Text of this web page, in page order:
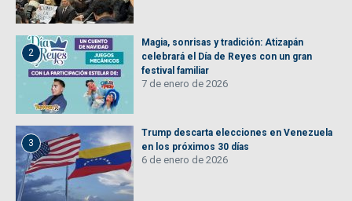
2
Magia, sonrisas y tradición: Atizapán
celebrará el Día de Reyes con un gran
festival familiar
7 de enero de 2026
3
Trump descarta elecciones en Venezuela
en los próximos 30 días
6 de enero de 2026